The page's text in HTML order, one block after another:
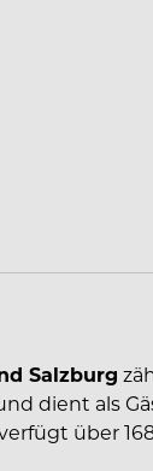
Salzburg
dient als
über